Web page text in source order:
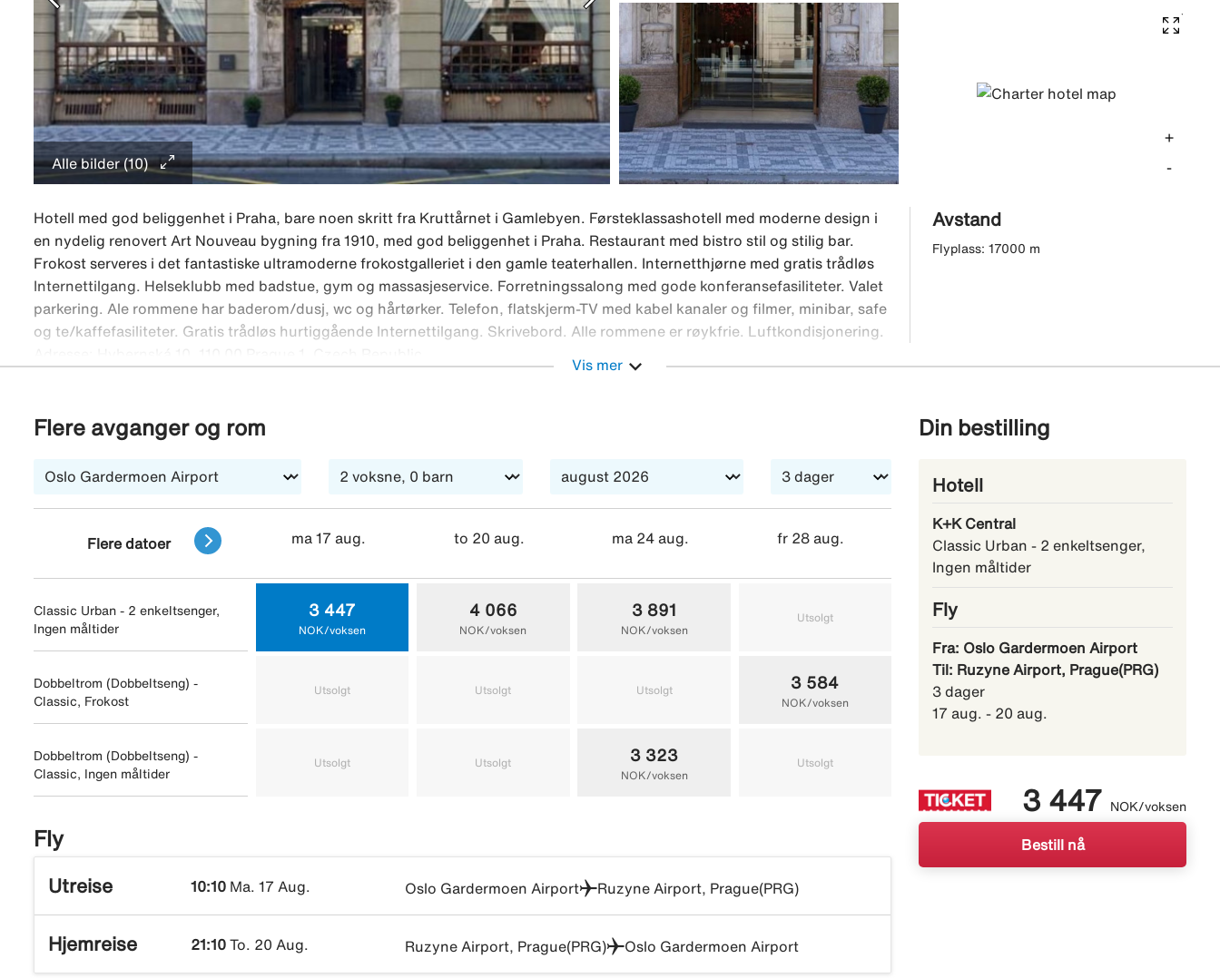
Alle bilder (10)
+
-
Hotell med god beliggenhet i Praha, bare noen skritt fra Kruttårnet i Gamlebyen. Førsteklassashotell med moderne design i
en nydelig renovert Art Nouveau bygning fra 1910, med god beliggenhet i Praha. Restaurant med bistro stil og stilig bar.
Frokost serveres i det fantastiske ultramoderne frokostgalleriet i den gamle teaterhallen. Internetthjørne med gratis trådløs
Internettilgang. Helseklubb med badstue, gym og massasjeservice. Forretningssalong med gode konferansefasiliteter. Valet
parkering. Ale rommene har baderom/dusj, wc og hårtørker. Telefon, flatskjerm-TV med kabel kanaler og filmer, minibar, safe
og te/kaffefasiliteter. Gratis trådløs hurtiggående Internettilgang. Skrivebord. Alle rommene er røykfrie. Luftkondisjonering.
Avstand
Flyplass: 17000 m
Vis mer expand_more
Flere avganger og rom
Flere datoer ma 17 aug. to 20 aug. ma 24 aug. fr 28 aug. ma 31 aug.
Classic Urban - 2 enkeltsenger,
Ingen måltider
3 447
NOK/voksen
4 066
NOK/voksen
3 891
NOK/voksen
Utsolgt 3 833
Dobbeltrom (Dobbeltseng) -
Classic, Frokost
Utsolgt Utsolgt Utsolgt 3 584
NOK/voksen
Utsolgt
Dobbeltrom (Dobbeltseng) -
Classic, Ingen måltider
Utsolgt Utsolgt 3 323
NOK/voksen
Utsolgt
Fly
Utreise 10:10 Ma. 17 Aug. Oslo Gardermoen Airport Ruzyne Airport, Prague(PRG)
Hjemreise 21:10 To. 20 Aug. Ruzyne Airport, Prague(PRG) Oslo Gardermoen Airport
Din bestilling
Hotell
K+K Central
Classic Urban - 2 enkeltsenger,
Ingen måltider
Fly
Fra: Oslo Gardermoen Airport
Til: Ruzyne Airport, Prague(PRG)
3 dager
17 aug. - 20 aug.
3 447 NOK/voksen
Bestill nå